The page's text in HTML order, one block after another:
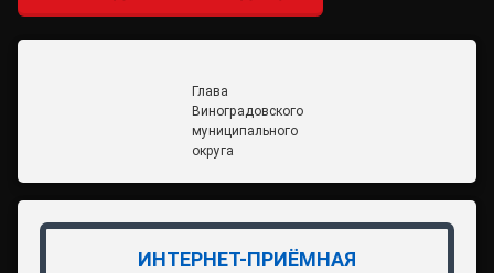
Глава
Виноградовского
муниципального
округа
ИНТЕРНЕТ-ПРИЁМНАЯ